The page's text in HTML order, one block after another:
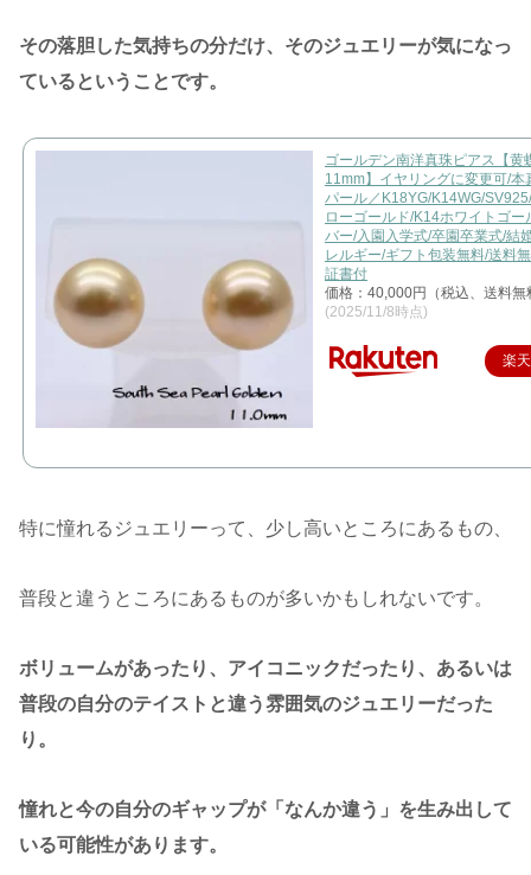
その落胆した気持ちの分だけ、そのジュエリーが気になっ
ているということです。
ゴールデン南洋真珠ピアス【黄
11mm】イヤリングに変更可/本
パール／K18YG/K14WG/
ローゴールド/K14ホワイトゴー
バー/入園入学式/卒園卒業式/結
レルギー/ギフト包装無料/送料
証書付
価格：40,000円（税込、送料無
(2025/11/8時点)
楽
特に憧れるジュエリーって、少し高いところにあるもの、
普段と違うところにあるものが多いかもしれないです。
ボリュームがあったり、アイコニックだったり、あるいは
普段の自分のテイストと違う雰囲気のジュエリーだった
り。
憧れと今の自分のギャップが「なんか違う」を生み出して
いる可能性があります。